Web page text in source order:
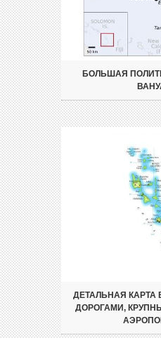
БОЛЬШАЯ
ДЕТАЛЬНАЯ КАРТА
ДОРОГАМИ,